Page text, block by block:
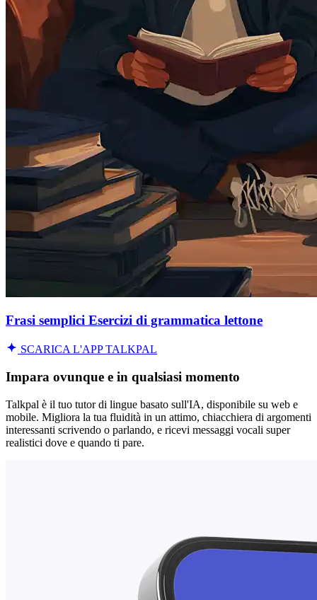
Frasi semplici Esercizi di grammatica lettone
SCARICA L'APP TALKPAL
Impara ovunque e in qualsiasi momento
Talkpal è il tuo tutor di lingue basato sull'IA, disponibile su web e
mobile. Migliora la tua fluidità in un attimo, chiacchiera di argomenti
interessanti scrivendo o parlando, e ricevi messaggi vocali super
realistici dove e quando ti pare.